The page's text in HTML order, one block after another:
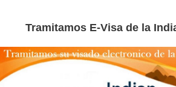
Tramitamos E-Visa de la